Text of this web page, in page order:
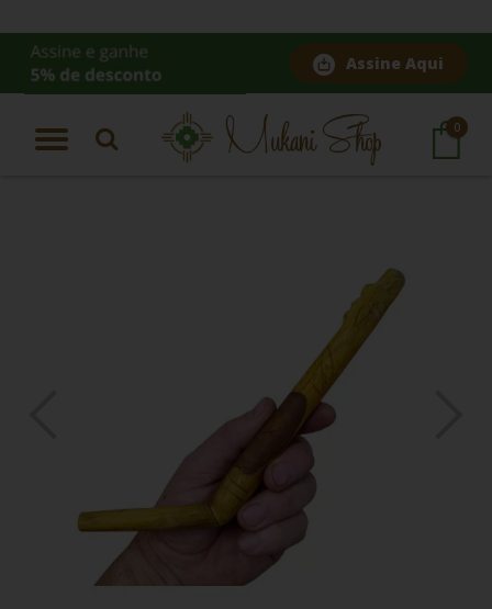
Assine Aqui
0
Página Inicial | Tepi de Palo Santo com Condor Entalhado